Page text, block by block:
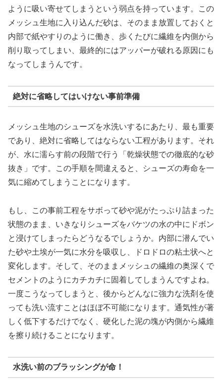
ように吸い寄せてしまうという弱点を持っています。この
メッシュ生地に入り込んだ砂は、そのまま放置しておくと
内部で紙やすりのように働き、歩くたびに繊維を内側から
削り取ってしまい、最終的にはアッパーが破れる原因にも
なってしまうんです。
絶対に省略してはいけない事前準備
メッシュ生地のシューズを水洗いするにあたり、最も重要
であり、絶対に省略してはならない工程があります。それ
が、水に濡らす前の段階で行う「乾燥状態での徹底的な砂
抜き」です。この手順を間違えると、シューズの寿命を一
気に縮めてしまうことになります。
もし、この事前工程をサボって砂や泥がたっぷり詰まった
状態のまま、いきなりシューズをバケツの水の中にドボン
と浸けてしまったらどうなるでしょうか。内部に潜んでい
た砂や土埃が一気に水分を吸収し、ドロドロの粘土状へと
変化します。そして、そのままメッシュの繊維の奥深くで
セメントのようにカチカチに固着してしまうんですよね。
一度こうなってしまうと、後からどんなに強力な洗剤を使
っても洗い流すことはほぼ不可能になります。通気性が著
しく低下するだけでなく、硬化した泥の塊が内側から繊維
を擦り続けることになります。
水洗い前のブラッシングが命！